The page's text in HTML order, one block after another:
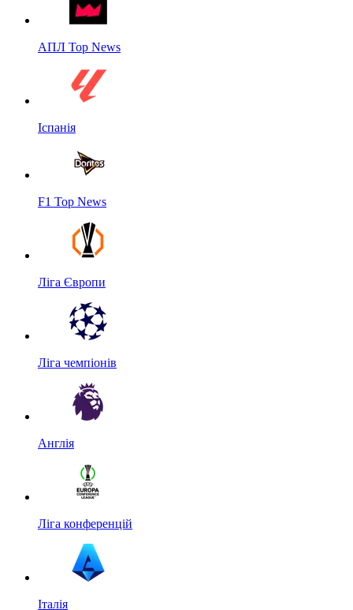
АПЛ Top News
Іспанія
F1 Top News
Ліга Європи
Ліга чемпіонів
Англія
Ліга конференцій
Італія